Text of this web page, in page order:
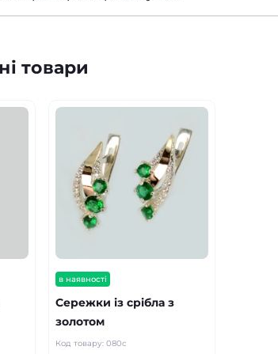
товари
в наявності
Сережки із срібла з
золотом
Код товару:080с